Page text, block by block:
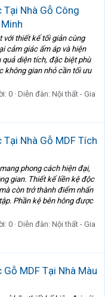
Tại Nhà Gỗ Công
với thiết kế tối giản cùng
cảm giác ấm áp và hiện
quả diện tích, đặc biệt phù
không gian nhỏ cần tối ưu
0 Diễn đàn: Nội thất - Gia
Tại Nhà Gỗ MDF Tích
phong cách hiện đại,
gian. Thiết kế liền kệ độc
còn trở thành điểm nhấn
Phần kệ bên hông được
0 Diễn đàn: Nội thất - Gia
Gỗ MDF Tại Nhà Màu